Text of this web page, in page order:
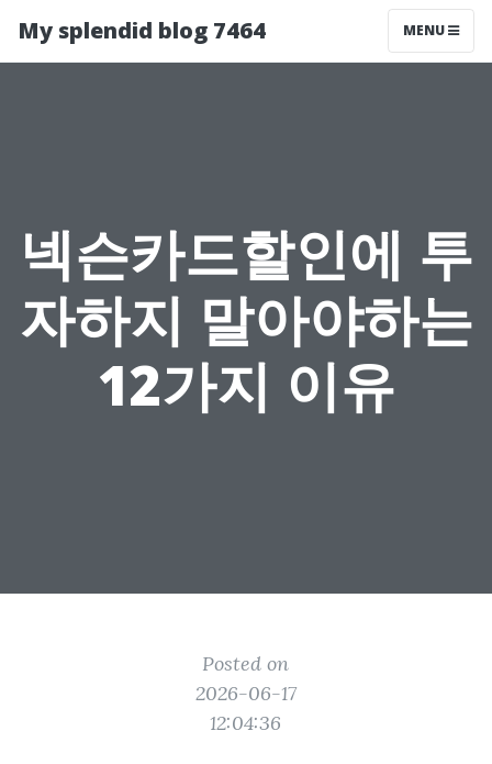
My splendid blog 7464 MENU
넥슨카드할인에 투
자하지 말아야하는
12가지 이유
Posted on
2026-06-17
12:04:36